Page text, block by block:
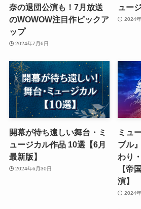
奈の退団公演も！7月放送
のWOWOW注目作ピックア
ップ
2024年7月6日
ュー
2024
開幕が待ち遠しい舞台・ミ
ュージカル作品 10選【6月
最新版】
2024年6月30日
ミュ
ブル
わり
【帝
演】
2024